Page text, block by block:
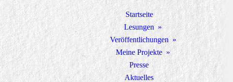
Startseite
Lesungen
Veröffentlichungen
Meine Projekte
Presse
Aktuelles